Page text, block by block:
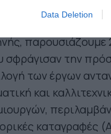
Data Deletion
Σταθμοί: Η
παρουσιάζουμε
σφράγισαν την
των έργων
και
καταγραφές